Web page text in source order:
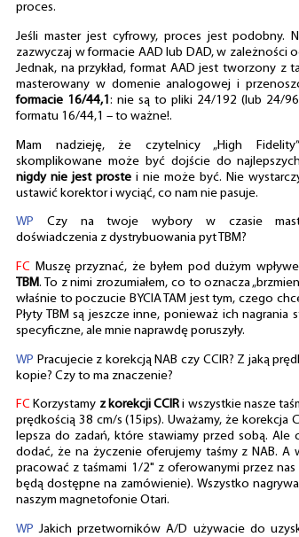
proces.
Jeśli master jest cyfrowy, proces jest podobny.
zazwyczaj w formacie AAD lub DAD, w zależności
Jednak, na przykład, format AAD jest tworzony z
masterowany w domenie analogowej i
formacie 16/44,1 : nie są to pliki 24/192 (lub 24/
formatu 16/44,1 – to ważne!.
Mam nadzieję, że czytelnicy „High
skomplikowane może być dojście do
nigdy nie jest proste i nie może być. Nie
ustawić korektor i wyciąć, co nam nie pasuje.
WP Czy na twoje wybory w czasie
doświadczenia z dystrybuowania pyt TBM?
FC Muszę przyznać, że byłem pod dużym
TBM. To z nimi zrozumiałem, co to oznacza
właśnie to poczucie BYCIA TAM jest tym, czego
Płyty TBM są jeszcze inne, ponieważ ich nagrania
specyficzne, ale mnie naprawdę poruszyły.
WP Pracujecie z korekcją NAB czy CCIR? Z jaką
kopie? Czy to ma znaczenie?
FC Korzystamy z korekcji CCIR i wszystkie nasze
prędkością 38 cm/s (15ips). Uważamy, że korekcja
lepsza do zadań, które stawiamy przed sobą. Ale
dodać, że na życzenie oferujemy taśmy z NAB. A
pracować z taśmami 1/2" z oferowanymi przez nas
będą dostępne na zamówienie). Wszystko
naszym magnetofonie Otari.
WP Jakich przetworników A/D używacie do